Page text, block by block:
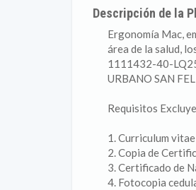
Descripción de la
Ergonomía Mac,
área de la salud,
1111432-40-LQ25
URBANO SAN
Requisitos
1. Curriculum
2. Copia de
3. Certificado de
4. Fotocopia